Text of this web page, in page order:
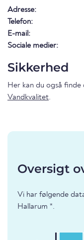
Adresse:
Telefon:
E-mail:
Sociale medier:
Sikkerhed
Her kan du også finde
Vandkvalitet.
Oversigt
Vi har følgende
Hallarum *.